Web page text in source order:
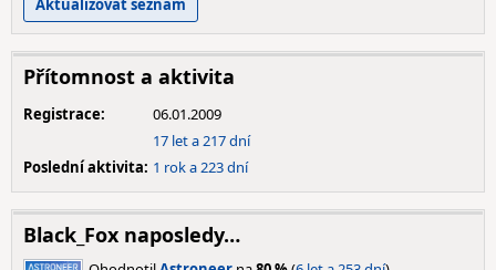
Přítomnost a aktivita
Registrace:
06.01.2009
17 let a 217 dní
Poslední aktivita: 1 rok a 223 dní
Black_Fox naposledy…